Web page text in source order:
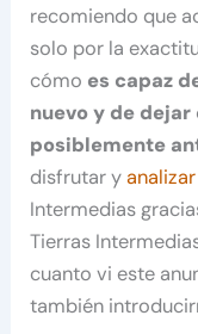
recomiendo que
solo por la
cómo es capaz
nuevo y de
posiblemente
disfrutar y
Intermedias
Tierras
cuanto vi este
también